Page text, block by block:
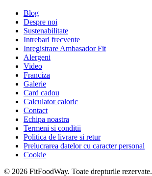
Blog
Despre noi
Sustenabilitate
Intrebari frecvente
Inregistrare Ambasador Fit
Alergeni
Video
Franciza
Galerie
Card cadou
Calculator caloric
Contact
Echipa noastra
Termeni si conditii
Politica de livrare si retur
Prelucrarea datelor cu caracter personal
Cookie
© 2026 FitFoodWay. Toate drepturile rezervate.